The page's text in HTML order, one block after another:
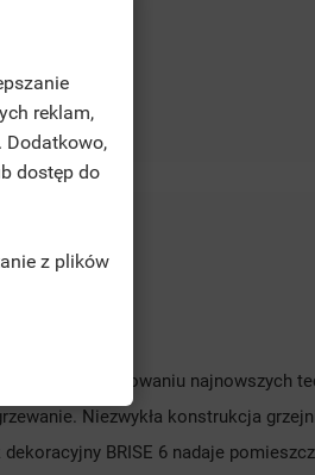
Dzięki zastosowaniu najnowszych
Niezwykła konstrukcja
BRISE 6 nadaje
reklam,
Dodatkowo,
dostęp do
z plików